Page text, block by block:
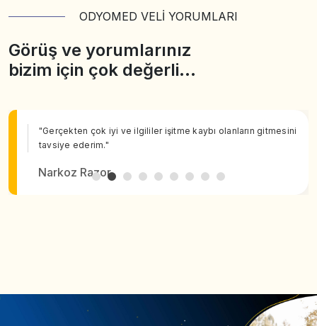
ODYOMED VELİ YORUMLARI
Görüş ve yorumlarınız
bizim için çok değerli…
"Gerçekten çok iyi ve ilgililer işitme kaybı olanların gitmesini
tavsiye ederim."
Narkoz Razor